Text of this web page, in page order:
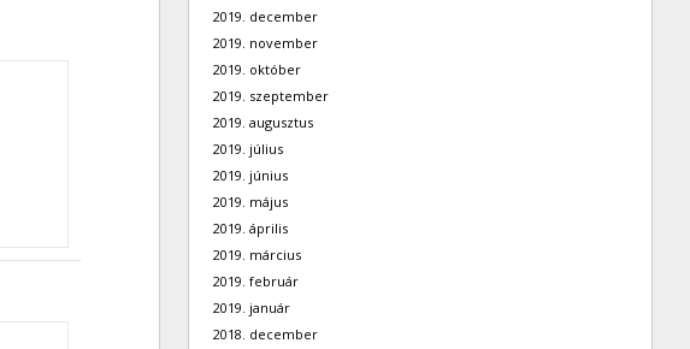
2019. december
2019. november
2019. október
2019. szeptember
2019. augusztus
2019. július
2019. június
2019. május
2019. április
2019. március
2019. február
2019. január
2018. december